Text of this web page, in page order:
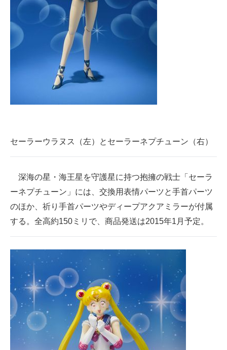
セーラーウラヌス（左）とセーラーネプチューン（右）
深海の星・海王星を守護星に持つ抱擁の戦士「セーラ
ーネプチューン」には、交換用表情パーツと手首パーツ
のほか、祈り手首パーツやディープアクアミラーが付属
する。全高約150ミリで、商品発送は2015年1月予定。